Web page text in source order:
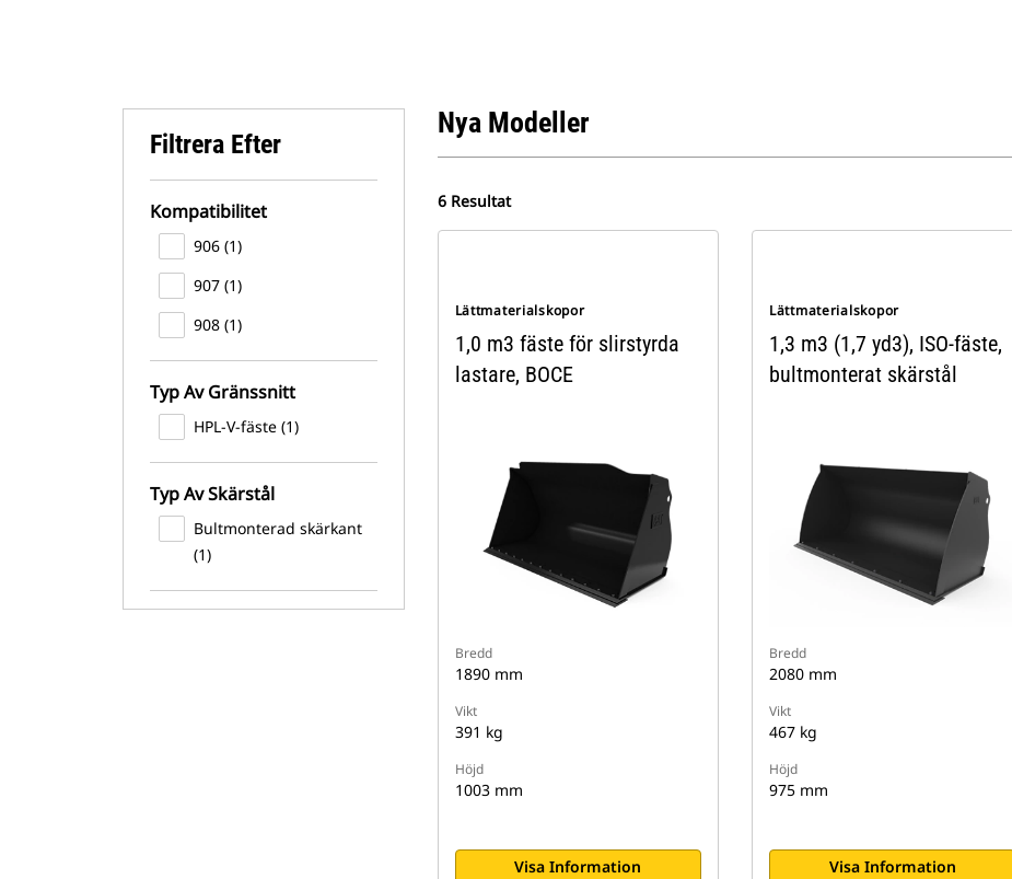
Filtrera Efter
Kompatibilitet
906 (1)
907 (1)
908 (1)
Typ Av Gränssnitt
HPL-V-fäste (1)
Typ Av Skärstål
Bultmonterad skärkant
(1)
Nya Modeller
6 Resultat
Lättmaterialskopor
1,0 m3 fäste för slirstyrda
lastare, BOCE
Bredd
1890 mm
Vikt
391 kg
Höjd
1003 mm
Visa Information
Lättmaterialskopor
1,3 m3 (1,7 yd3), ISO-fäste,
bultmonterat skärstål
Bredd
2080 mm
Vikt
467 kg
Höjd
975 mm
Visa Information